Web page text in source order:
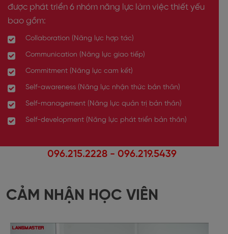
được phát triển 6 nhóm năng lực làm việc thiết yếu
bao gồm:
Collaboration (Năng lực hợp tác)
Communication (Năng lực giao tiếp)
Commitment (Năng lực cam kết)
Self-awareness (Năng lực nhận thức bản thân)
Self-management (Năng lực quản trị bản thân)
Self-development (Năng lực phát triển bản thân)
096.215.2228 - 096.219.5439
CẢM NHẬN HỌC VIÊN